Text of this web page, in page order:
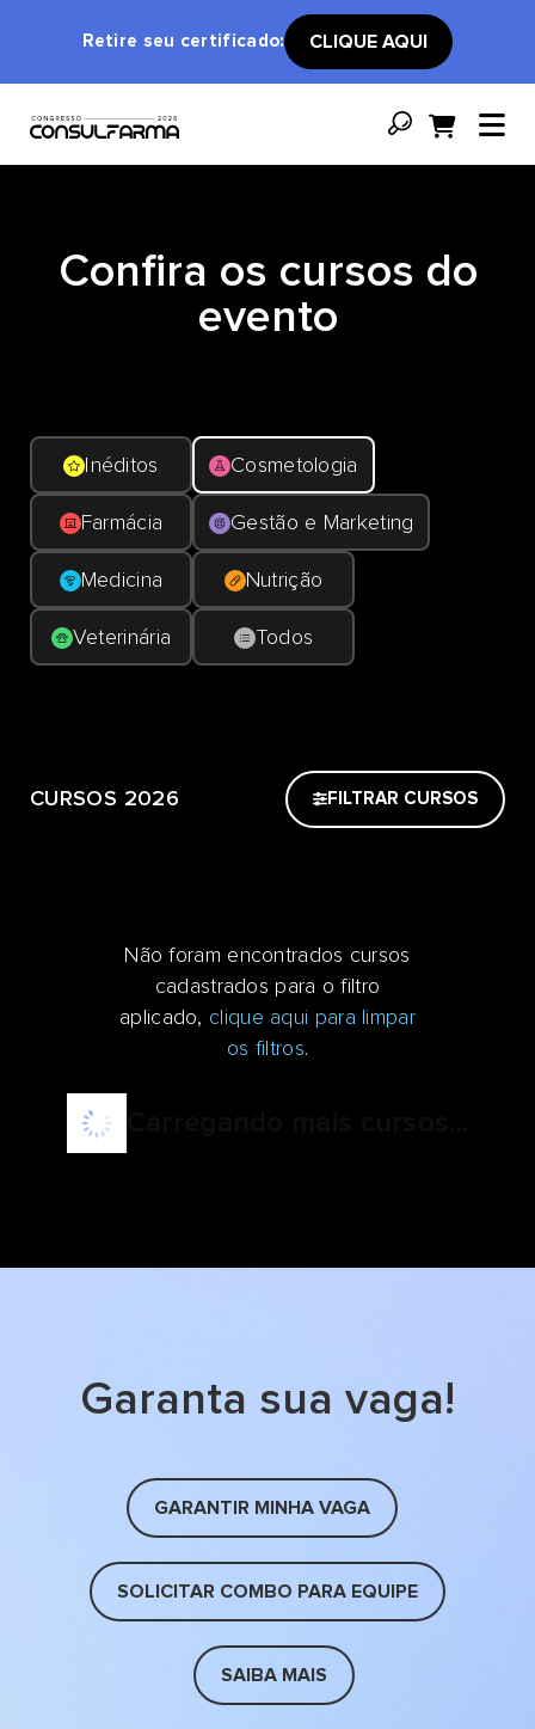
Retire seu certificado: CLIQUE AQUI
Confira os cursos do
evento
Inéditos Cosmetologia
Farmácia Gestão e Marketing
Medicina Nutrição
Veterinária Todos
CURSOS 2026 FILTRAR CURSOS
Não foram encontrados cursos
cadastrados para o filtro
aplicado, clique aqui para limpar
os filtros.
Garanta sua vaga!
GARANTIR MINHA VAGA
SOLICITAR COMBO PARA EQUIPE
SAIBA MAIS